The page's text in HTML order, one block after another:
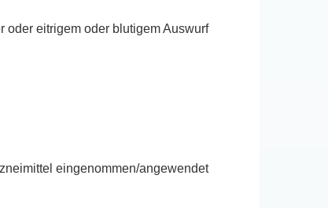
oder eitrigem oder blutigem Auswurf
eingenommen/angewendet